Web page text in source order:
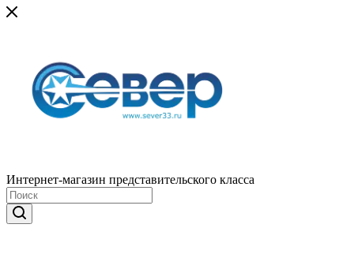
Интернет-магазин представительского класса